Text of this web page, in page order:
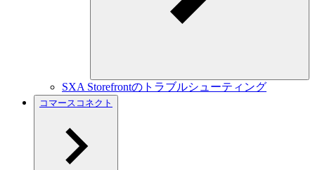
SXA Storefrontのトラブルシューティング
コマースコネクト